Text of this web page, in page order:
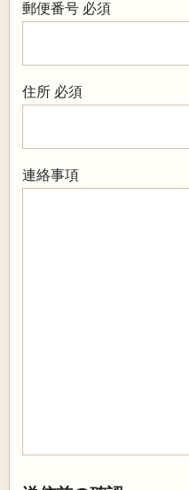
郵便番号 必須
住所 必須
連絡事項